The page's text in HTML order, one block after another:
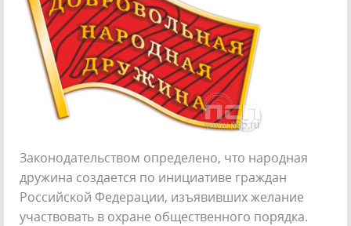
Законодательством определено, что народная
дружина создается по инициативе граждан
Российской Федерации, изъявивших желание
участвовать в охране общественного порядка.